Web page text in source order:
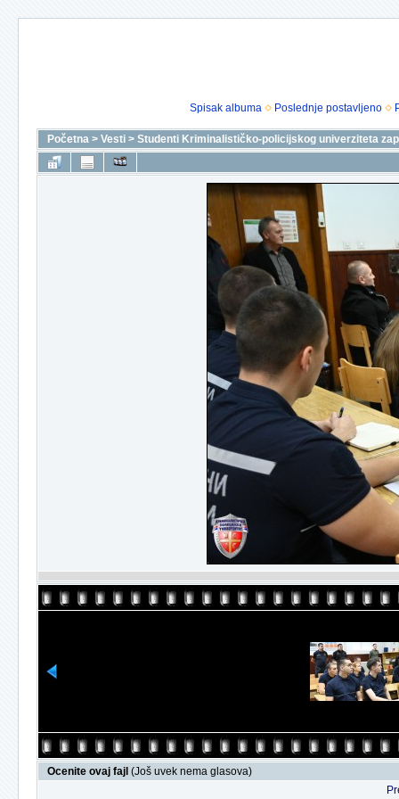
Spisak albuma Poslednje postavljeno
Početna > Vesti > Studenti Kriminalističko-policijskog univerziteta
Ocenite ovaj fajl (Još uvek nema glasova)